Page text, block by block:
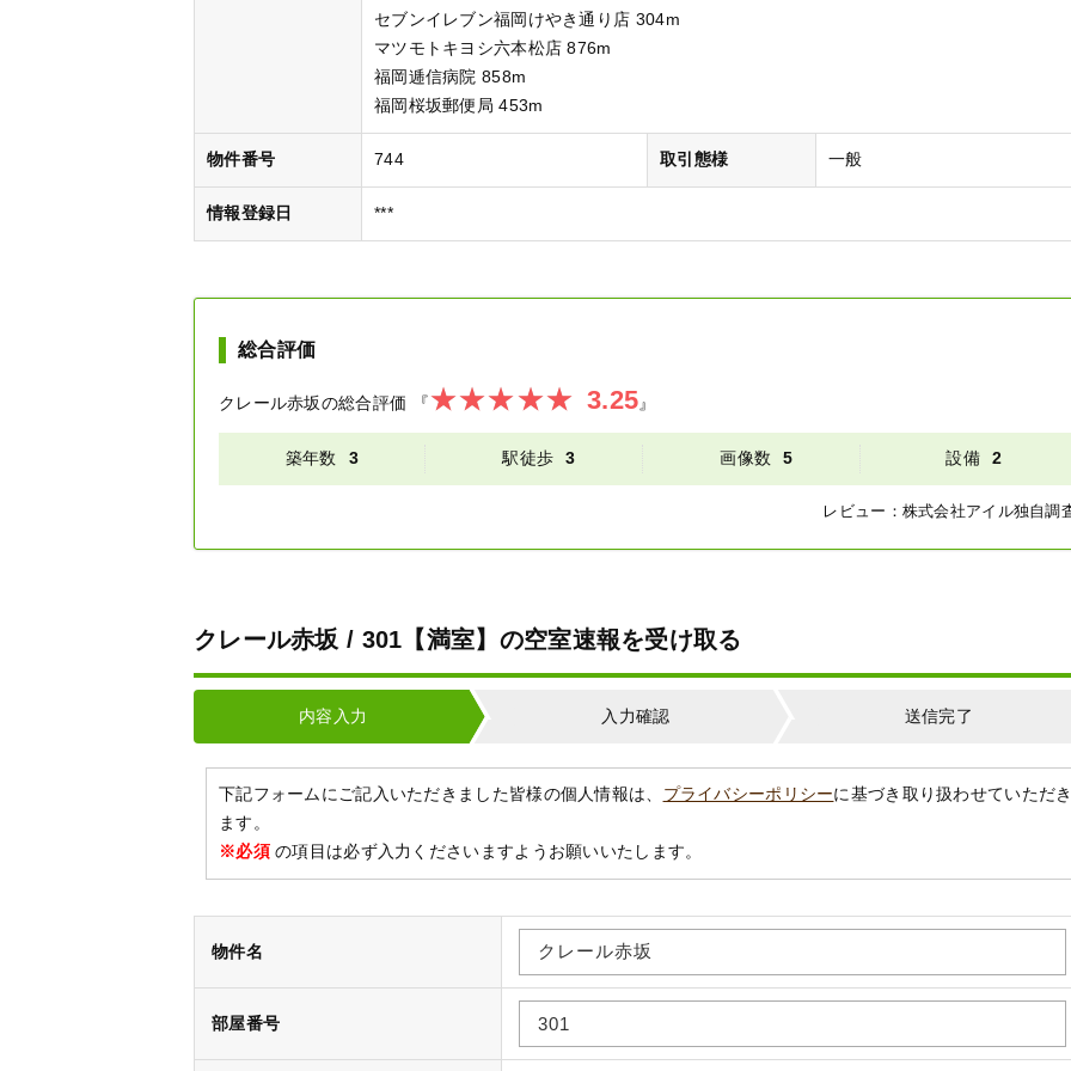
セブンイレブン福岡けやき通り店 304m
マツモトキヨシ六本松店 876m
福岡逓信病院 858m
福岡桜坂郵便局 453m
物件番号 744 取引態様 一般
情報登録日 ***
総合評価
クレール赤坂の総合評価 『 3.25』
築年数 3 駅徒歩 3 画像数 5 設備 2
レビュー： 株式会社アイル独自調
クレール赤坂 / 301【満室】の空室速報を受け取る
内容入力 入力確認 送信完了
下記フォームにご記入いただきました皆様の個人情報は、 プライバシーポリシーに基づき取り扱わせていただ
ます。
※必須の項目は必ず入力くださいますようお願いいたします。
物件名
部屋番号